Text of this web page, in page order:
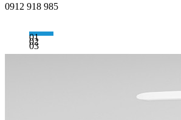
0912 918 985
01
02
03